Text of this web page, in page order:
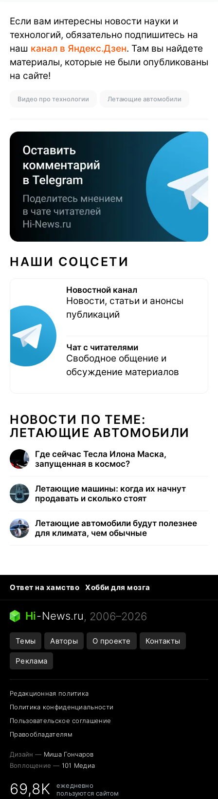
Если вам интересны новости науки и
технологий, обязательно подпишитесь на
наш канал в Яндекс.Дзен. Там вы найдете
материалы, которые не были опубликованы
на сайте!
Видео про технологии Летающие автомобили
НАШИ СОЦСЕТИ
Новостной канал
Новости, статьи и анонсы
публикаций
Чат с читателями
Свободное общение и
обсуждение материалов
НОВОСТИ ПО ТЕМЕ:
ЛЕТАЮЩИЕ АВТОМОБИЛИ
Где сейчас Тесла Илона Маска,
запущенная в космос?
Летающие машины: когда их начнут
продавать и сколько стоят
Летающие автомобили будут полезнее
для климата, чем обычные
Ответ на хамство
Хобби для мозга
Бензин 100 и 95
Тунцы в океанариуме
Следующая пандемия
Hi-News.ru, 2006–2026
Темы Авторы О проекте Контакты
Реклама
Редакционная политика
Политика конфиденциальности
Пользовательское соглашение
Правообладателям
Дизайн — Миша Гончаров
Воплощение — 101 Медиа
69,8K
ежедневно
пользуются сайтом